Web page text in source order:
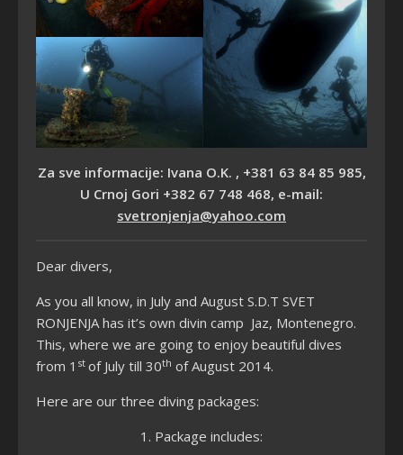
Za sve informacije: Ivana O.K. , +381 63 84 85 985,
U Crnoj Gori +382 67 748 468, e-mail:
svetronjenja@yahoo.com
Dear divers,
As you all know, in July and August S.D.T SVET
RONJENJA has it’s own divin camp Jaz, Montenegro.
This, where we are going to enjoy beautiful dives
from 1 st of July till 30th of August 2014.
Here are our three diving packages:
1. Package includes: